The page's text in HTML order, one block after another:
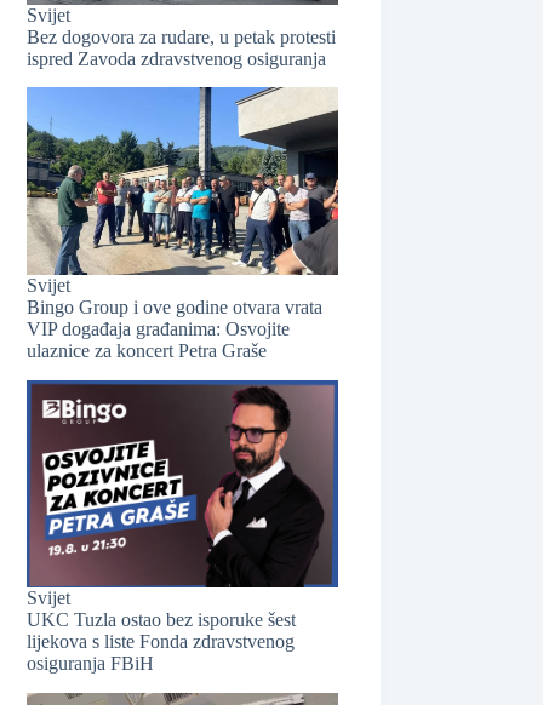
Svijet
Bez dogovora za rudare, u petak protesti
ispred Zavoda zdravstvenog osiguranja
Svijet
Bingo Group i ove godine otvara vrata
VIP događaja građanima: Osvojite
ulaznice za koncert Petra Graše
Svijet
UKC Tuzla ostao bez isporuke šest
lijekova s liste Fonda zdravstvenog
osiguranja FBiH
❆